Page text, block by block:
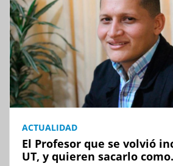
ACTUALIDAD
El Profesor que se volvió
UT, y quieren sacarlo